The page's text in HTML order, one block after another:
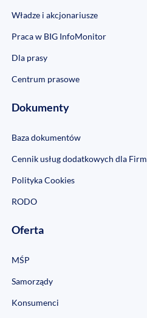
Władze i akcjonariusze
Praca w BIG InfoMonitor
Dla prasy
Centrum prasowe
Dokumenty
Baza dokumentów
Cennik usług dodatkowych dla Firm
Polityka Cookies
RODO
Oferta
MŚP
Samorządy
Konsumenci